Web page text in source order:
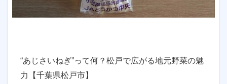
“あじさいねぎ”って何？松戸で広がる地元野菜の魅
力【千葉県松戸市】